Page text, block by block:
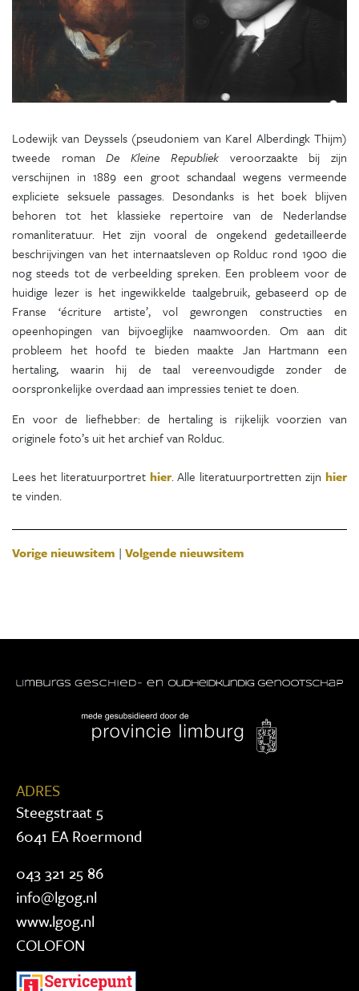
Lodewijk van Deyssels (pseudoniem van Karel Alberdingk Thijm)
tweede romanDe Kleine Republiekveroorzaakte bij zijn
verschijnen in 1889 een groot schandaal wegens vermeende
expliciete seksuele passages. Desondanks is het boek blijven
behoren tot het klassieke repertoire van de Nederlandse
romanliteratuur. Het zijn vooral de ongekend gedetailleerde
beschrijvingen van het internaatsleven op Rolduc rond 1900 die
nog steeds tot de verbeelding spreken. Een probleem voor de
huidige lezer is het ingewikkelde taalgebruik, gebaseerd op de
Franse ‘écriture artiste’, vol gewrongen constructies en
opeenhopingen van bijvoeglijke naamwoorden. Om aan dit
probleem het hoofd te bieden maakte Jan Hartmann een
hertaling, waarin hij de taal vereenvoudigde zonder de
oorspronkelijke overdaad aan impressies teniet te doen.
En voor de liefhebber: de hertaling is rijkelijk voorzien van
originele foto’s uit het archief van Rolduc.
Lees het literatuurportret hier. Alle literatuurportretten zijnhier
te vinden.
Vorige nieuwsitem | Volgende nieuwsitem
ADRES
Steegstraat 5
6041 EA Roermond
043 321 25 86
info@lgog.nl
www.lgog.nl
COLOFON